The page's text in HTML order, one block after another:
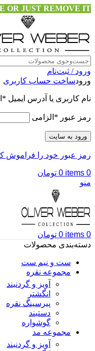
OR JUST REMOVE IT…
ورود / ثبت‌نام
ورودساخت حساب کاربری
نام کاربری یا آدرس ایمیل *
رمز عبور * الزامی
ورود به سایت
رمز عبور خود را فراموش
0
items
0 تومان
منو
0
items
0 تومان
دسته‌بندی محصولات
ست و نیم ست
مجموعه نقره
آویز و گردنبند
انگشتر
پیرسینگ نقره
دستبند
گوشواره
مجموعه مد
آویز و گردنبند